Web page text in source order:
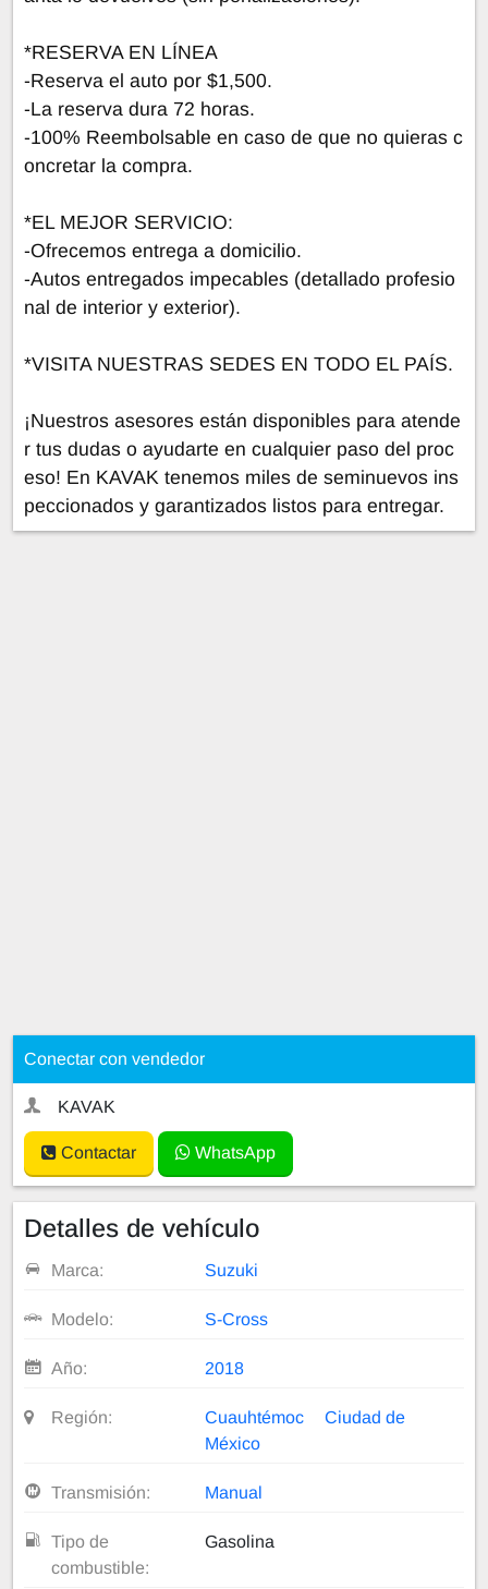
*RESERVA EN LÍNEA
-Reserva el auto por $1,500.
-La reserva dura 72 horas.
-100% Reembolsable en caso de que no quieras c
oncretar la compra.
*EL MEJOR SERVICIO:
-Ofrecemos entrega a domicilio.
-Autos entregados impecables (detallado profesio
nal de interior y exterior).
*VISITA NUESTRAS SEDES EN TODO EL PAÍS.
¡Nuestros asesores están disponibles para atende
r tus dudas o ayudarte en cualquier paso del proc
eso! En KAVAK tenemos miles de seminuevos ins
peccionados y garantizados listos para entregar.
Conectar con vendedor
KAVAK
Contactar WhatsApp
Detalles de vehículo
Marca: Suzuki
Modelo: S-Cross
Año: 2018
Región: Cuauhtémoc
Ciudad de
México
Transmisión: Manual
Tipo de
combustible:
Gasolina